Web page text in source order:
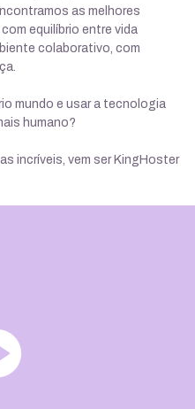
as melhores
equilíbrio entre vida
colaborativo, com
mundo e usar a tecnologia
humano?
incríveis, vem ser KingHoster